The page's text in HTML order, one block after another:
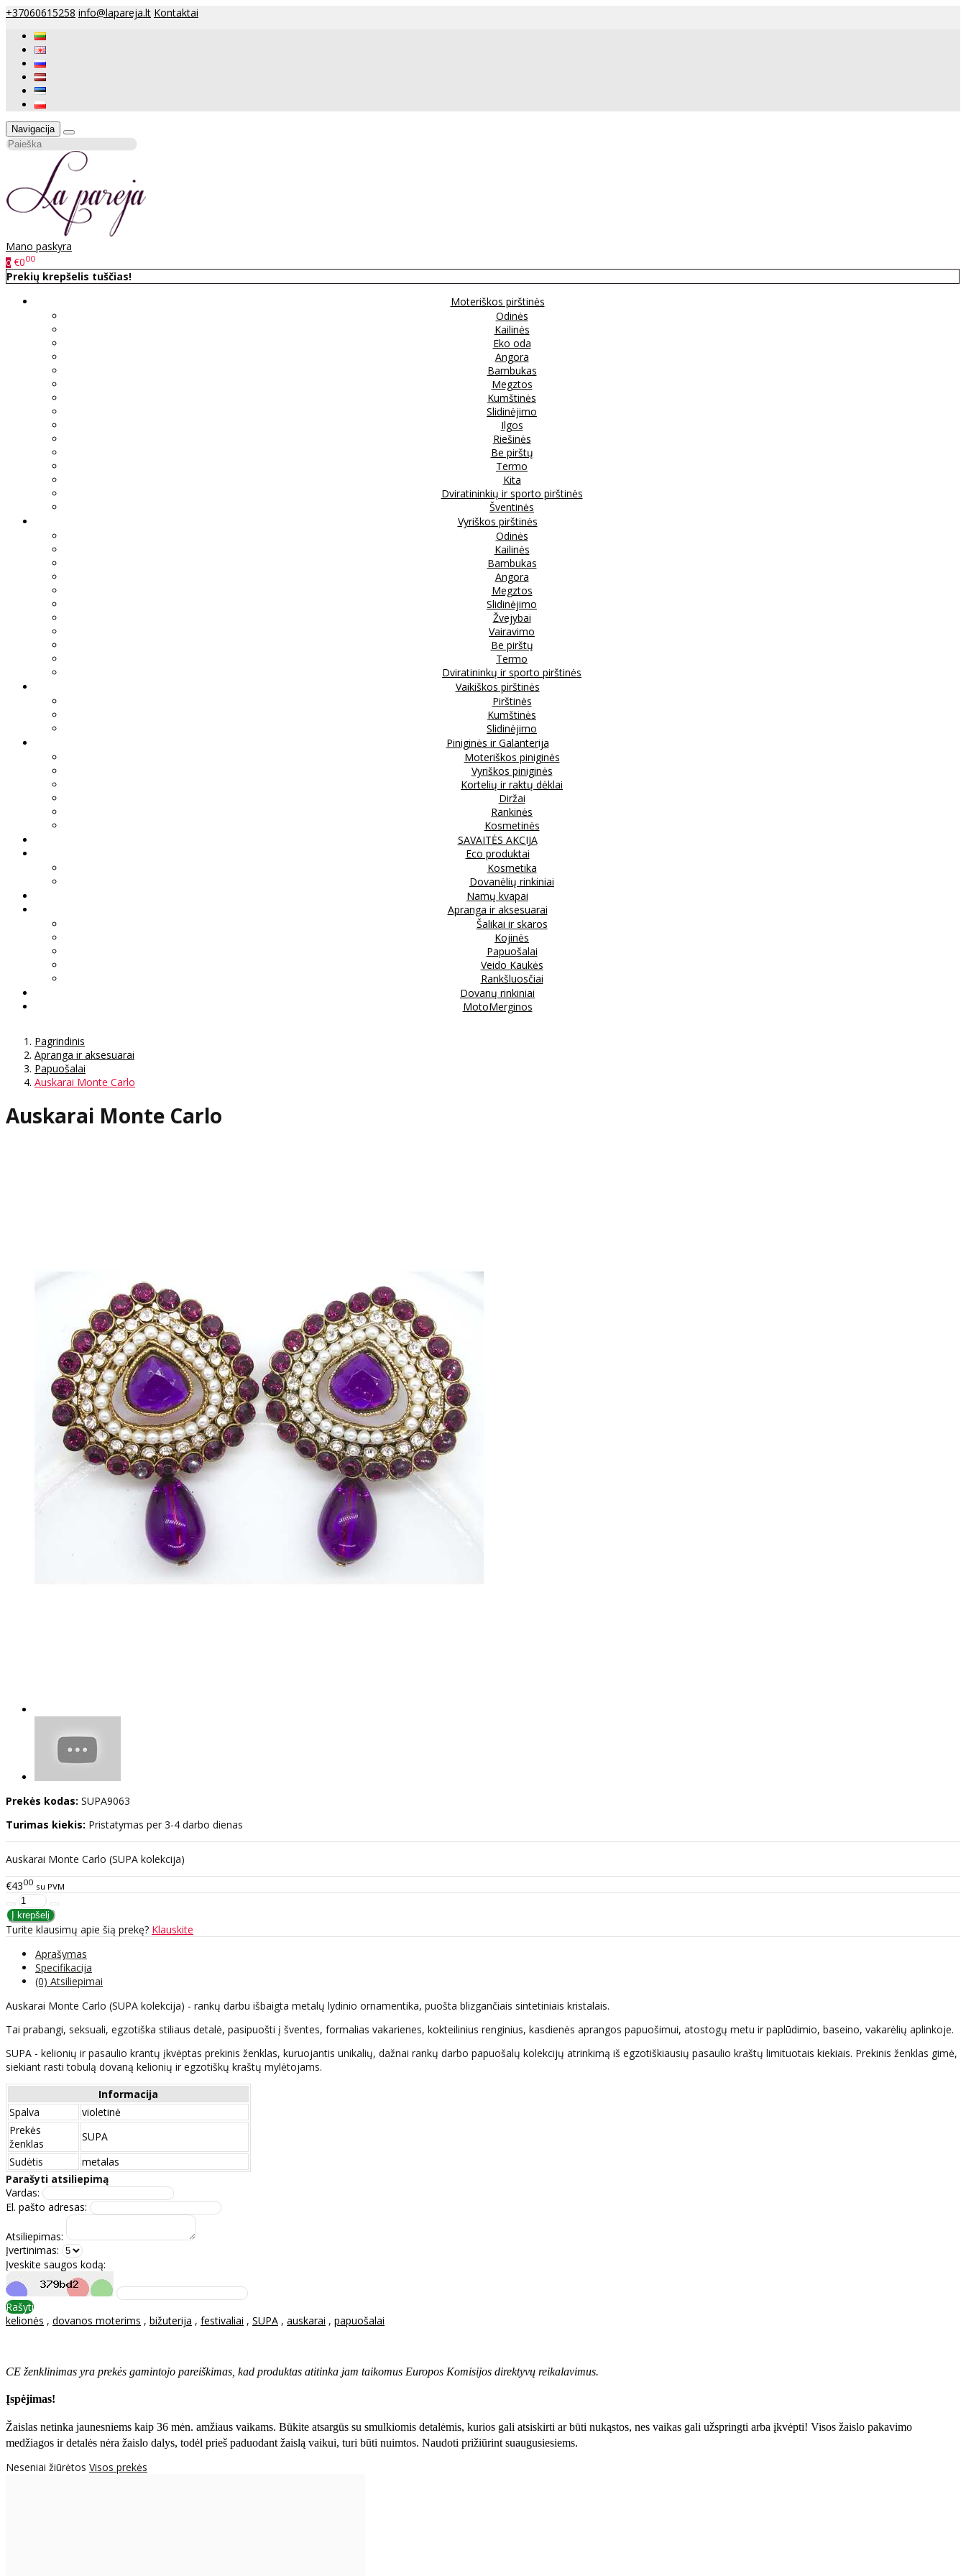
+37060615258 info@lapareja.lt Kontaktai
Navigacija
Mano paskyra
0 €000
Prekių krepšelis tuščias!
Moteriškos pirštinės
Odinės
Kailinės
Eko oda
Angora
Bambukas
Megztos
Kumštinės
Slidinėjimo
Ilgos
Riešinės
Be pirštų
Termo
Kita
Dviratininkių ir sporto pirštinės
Šventinės
Vyriškos pirštinės
Odinės
Kailinės
Bambukas
Angora
Megztos
Slidinėjimo
Žvejybai
Vairavimo
Be pirštų
Termo
Dviratininkų ir sporto pirštinės
Vaikiškos pirštinės
Pirštinės
Kumštinės
Slidinėjimo
Piniginės ir Galanterija
Moteriškos piniginės
Vyriškos piniginės
Kortelių ir raktų dėklai
Diržai
Rankinės
Kosmetinės
SAVAITĖS AKCIJA
Eco produktai
Kosmetika
Dovanėlių rinkiniai
Namų kvapai
Apranga ir aksesuarai
Šalikai ir skaros
Kojinės
Papuošalai
Veido Kaukės
Rankšluosčiai
Dovanų rinkiniai
MotoMerginos
Pagrindinis
Apranga ir aksesuarai
Papuošalai
Auskarai Monte Carlo
Auskarai Monte Carlo
Prekės kodas: SUPA9063
Turimas kiekis: Pristatymas per 3-4 darbo dienas
Auskarai Monte Carlo (SUPA kolekcija)
€4300 su PVM
Turite klausimų apie šią prekę? Klauskite
Aprašymas
Specifikacija
(0) Atsiliepimai
Auskarai Monte Carlo (SUPA kolekcija) - rankų darbu išbaigta metalų lydinio ornamentika, puošta blizgančiais sintetiniais kristalais.
Tai prabangi, seksuali, egzotiška stiliaus detalė, pasipuošti į šventes, formalias vakarienes, kokteilinius renginius, kasdienės aprangos papuošimui, atostogų metu ir paplūdimio, baseino, vakarėlių aplinkoje.
SUPA - kelionių ir pasaulio krantų įkvėptas prekinis ženklas, kuruojantis unikalių, dažnai rankų darbo papuošalų kolekcijų atrinkimą iš egzotiškiausių pasaulio kraštų limituotais kiekiais. Prekinis ženklas gimė,
siekiant rasti tobulą dovaną kelionių ir egzotiškų kraštų mylėtojams.
Informacija
Spalva
violetinė
Prekės
ženklas
SUPA
Sudėtis
metalas
Parašyti atsiliepimą
Vardas:
El. pašto adresas:
Atsiliepimas:
Įvertinimas:
Įveskite saugos kodą:
Rašyti
kelionės , dovanos moterims , bižuterija , festivaliai , SUPA , auskarai , papuošalai
CE ženklinimas yra prekės gamintojo pareiškimas, kad produktas atitinka jam taikomus Europos Komisijos direktyvų reikalavimus.
Įspėjimas!
Žaislas netinka jaunesniems kaip 36 mėn. amžiaus vaikams. Būkite atsargūs su smulkiomis detalėmis, kurios gali atsiskirti ar būti nukąstos, nes vaikas gali užspringti arba įkvėpti! Visos žaislо pakavimo
medžiagos ir detalės nėra žaislo dalys, todėl prieš paduodant žaislą vaikui, turi būti nuimtos. Naudoti prižiūrint suaugusiesiems.
Neseniai žiūrėtos Visos prekės